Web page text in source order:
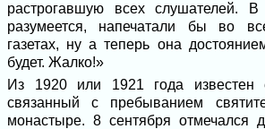
растрогавшую всех слушателей.
разумеется, напечатали бы во
газетах, ну а теперь она
будет. Жалко!»
Из 1920 или 1921 года известен
связанный с пребыванием
монастыре. 8 сентября отмечался